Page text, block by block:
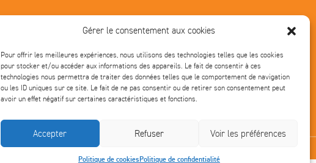
Gérer le consentement aux cookies
Pour offrir les meilleures expériences, nous utilisons des technologies telles que les cookies
pour stocker et/ou accéder aux informations des appareils. Le fait de consentir à ces
technologies nous permettra de traiter des données telles que le comportement de navigation
ou les ID uniques sur ce site. Le fait de ne pas consentir ou de retirer son consentement peut
avoir un effet négatif sur certaines caractéristiques et fonctions.
Accepter Refuser Voir les préférences
Politique de cookies Politique de confidentialité